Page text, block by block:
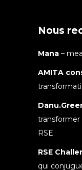
Nous
Mana –
AMITA
RSE
RSE
qui